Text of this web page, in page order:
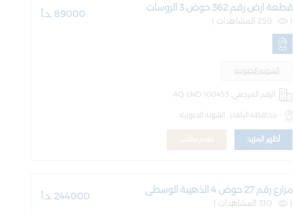
قطعة ارض رقم 362 حوض 3 الروسات
( 89000 .د.أ
الشونه الجنوبيه
الرقم المرجعي: AQ-LND-100453
محافظة البلقاء , الشونه الجنوبيه
أظهر المزيد
مزارع رقم 27 حوض 4 الذهيبة الوسطى
( 244000 .د.أ